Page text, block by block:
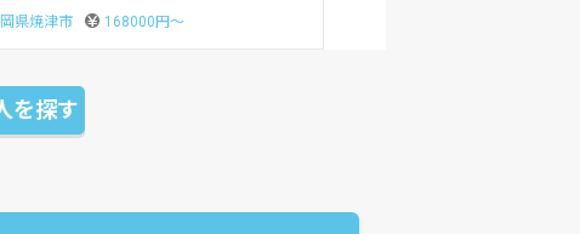
県掛川市 250000円〜
を探す